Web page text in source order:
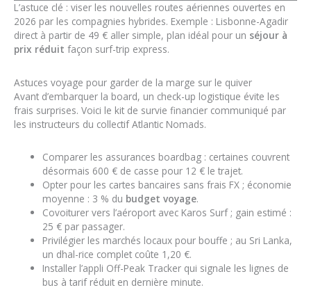
L’astuce clé : viser les nouvelles routes aériennes ouvertes en
2026 par les compagnies hybrides. Exemple : Lisbonne-Agadir
direct à partir de 49 € aller simple, plan idéal pour un séjour à
prix réduit façon surf-trip express.
Astuces voyage pour garder de la marge sur le quiver
Avant d’embarquer la board, un check-up logistique évite les
frais surprises. Voici le kit de survie financier communiqué par
les instructeurs du collectif Atlantic Nomads.
Comparer les assurances boardbag : certaines couvrent
désormais 600 € de casse pour 12 € le trajet.
Opter pour les cartes bancaires sans frais FX ; économie
moyenne : 3 % du budget voyage.
Covoiturer vers l’aéroport avec Karos Surf ; gain estimé :
25 € par passager.
Privilégier les marchés locaux pour bouffe ; au Sri Lanka,
un dhal-rice complet coûte 1,20 €.
Installer l’appli Off-Peak Tracker qui signale les lignes de
bus à tarif réduit en dernière minute.